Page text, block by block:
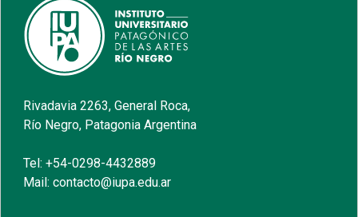
Rivadavia 2263, General Roca,
Río Negro, Patagonia Argentina
Tel: +54-0298-4432889
Mail: contacto@iupa.edu.ar